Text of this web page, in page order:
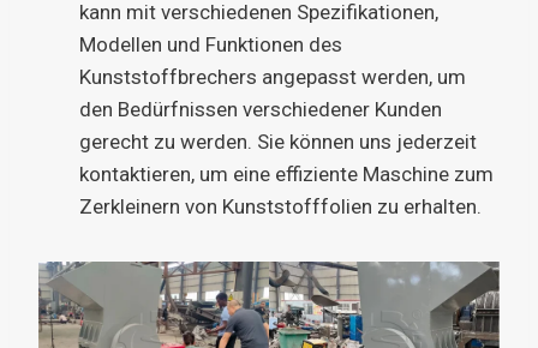
kann mit verschiedenen Spezifikationen,
Modellen und Funktionen des
Kunststoffbrechers angepasst werden, um
den Bedürfnissen verschiedener Kunden
gerecht zu werden. Sie können uns jederzeit
kontaktieren, um eine effiziente Maschine zum
Zerkleinern von Kunststofffolien zu erhalten.